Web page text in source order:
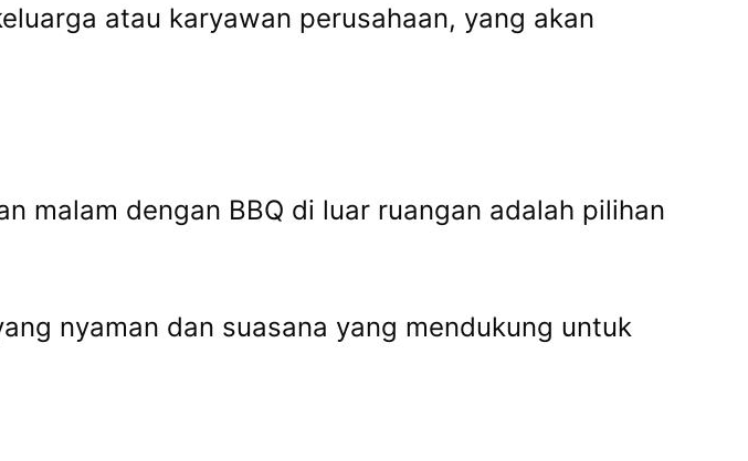
atau karyawan perusahaan, yang akan
malam dengan BBQ di luar ruangan adalah pilihan
nyaman dan suasana yang mendukung untuk